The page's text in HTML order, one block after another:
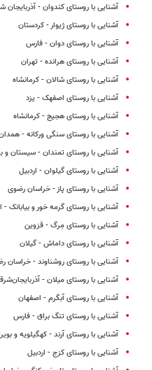
آشنایی با روستای کندوان - آذربایجان
آشنایی با روستای ژیوار - کردستان
آشنایی با روستای دوان - فارس
آشنایی با روستای هرانده - تهران
آشنایی با روستای شالان - کرمانشاه
آشنایی با روستای اصفهک - یزد
آشنایی با روستای هجیج - کرمانشاه
آشنایی با روستای سنگی ورکانه -
آشنایی با روستای تمندان - سیستان و
آشنایی با روستای گیلوان - اردبیل
آشنایی با روستای پاز - خراسان رضوی
آشنایی با روستای گرمه خور و بیابانک
آشنایی با روستای مِرگ - قزوین
آشنایی با روستای داماش - گیلان
آشنایی با روستای روشناوند - خراسان
آشنایی با روستای میلان -
آشنایی با روستای آبگرم - اصفهان
آشنایی با روستای تنگ براق - فارس
آشنایی با روستای آرند - کهگیلویه و
آشنایی با روستای کزج - اردبیل